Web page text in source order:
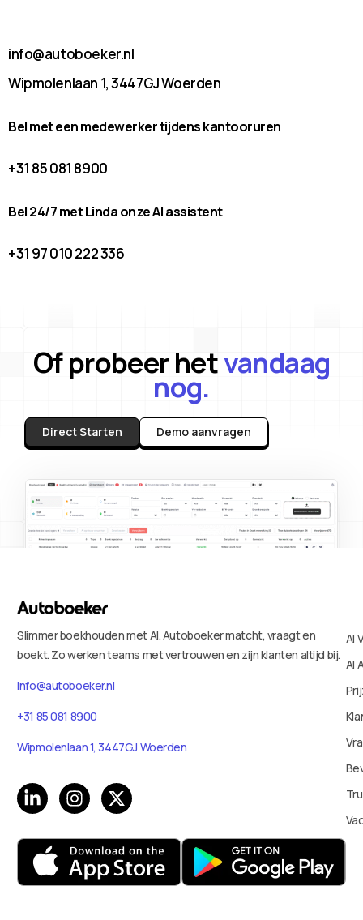
info@autoboeker.nl
Wipmolenlaan 1, 3447GJ Woerden
Bel met een medewerker tijdens kantooruren
+31 85 081 8900
Bel 24/7 met Linda onze AI assistent
+31 97 010 222 336
Of probeer hetvandaag
nog.
Direct Starten Demo aanvragen
Slimmer boekhouden met AI. Autoboeker matcht, vraagt en
boekt. Zo werken teams met vertrouwen en zijn klanten altijd bij.
info@autoboeker.nl
+31 85 081 8900
Wipmolenlaan 1, 3447GJ Woerden
AI
AI